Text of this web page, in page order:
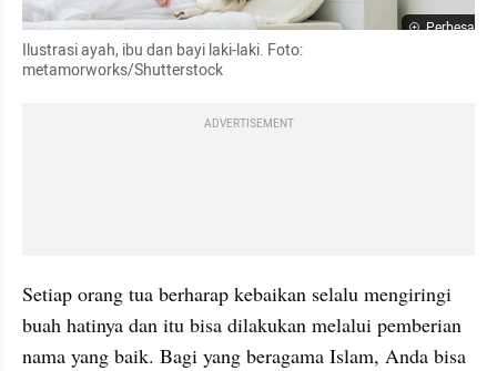
Perbesar
Ilustrasi ayah, ibu dan bayi laki-laki. Foto:
metamorworks/Shutterstock
ADVERTISEMENT
Setiap orang tua berharap kebaikan selalu mengiringi
buah hatinya dan itu bisa dilakukan melalui pemberian
nama yang baik. Bagi yang beragama Islam, Anda bisa